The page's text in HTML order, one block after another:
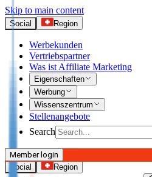
Skip to main content
Social Region
Werbekunden
Vertriebspartner
Was ist Affiliate Marketing
Eigenschaften
Werbung
Wissenszentrum
Stellenangebote
Search
I’m Advertiser
Member login
Social
Region